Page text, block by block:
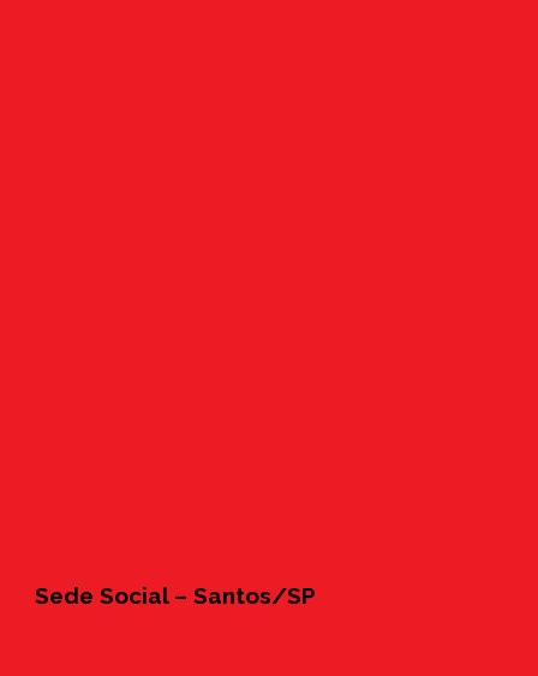
Sede Social – Santos/SP